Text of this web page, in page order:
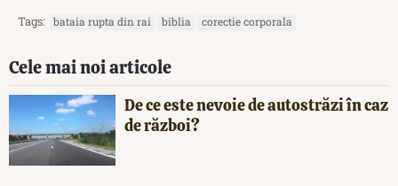
Tags: bataia rupta din rai biblia corectie corporala
Cele mai noi articole
De ce este nevoie de autostrăzi în caz
de război?